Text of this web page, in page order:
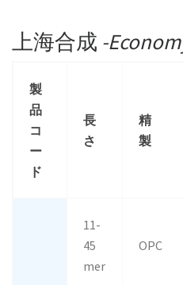
上海合成 -
製
品
コ
ー
ド
長
さ
精
製
11-
45
mer
OPC